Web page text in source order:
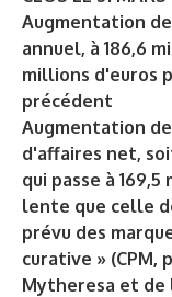
Augmentation de
annuel, à 186,6
millions d'euros
précédent
Augmentation
d'affaires net,
qui passe à
lente que celle
prévu des
curative » (CPM,
Mytheresa et